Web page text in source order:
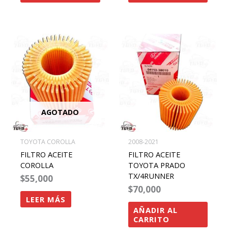
AGOTADO
TOYOTA COROLLA
FILTRO ACEITE
COROLLA
$55,000
LEER MÁS
2008-2021
FILTRO ACEITE
TOYOTA PRADO
TX/4RUNNER
$70,000
AÑADIR AL
CARRITO